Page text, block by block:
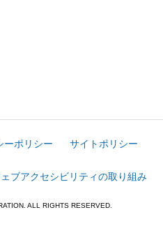
ーポリシー サイトポリシー
ブアクセシビリティの取り組み
ALL RIGHTS RESERVED.